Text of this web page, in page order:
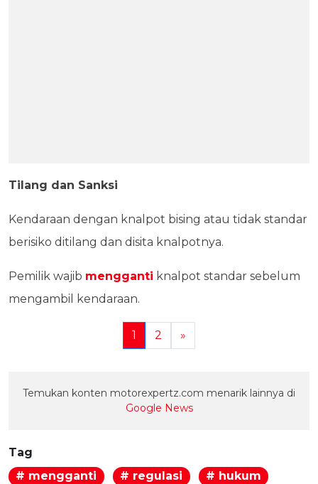
Tilang dan Sanksi
Kendaraan dengan knalpot bising atau tidak standar
berisiko ditilang dan disita knalpotnya.
Pemilik wajib mengganti knalpot standar sebelum
mengambil kendaraan.
1 2 »
Temukan konten motorexpertz.com menarik lainnya di
Google News
Tag
# mengganti
# regulasi
# hukum